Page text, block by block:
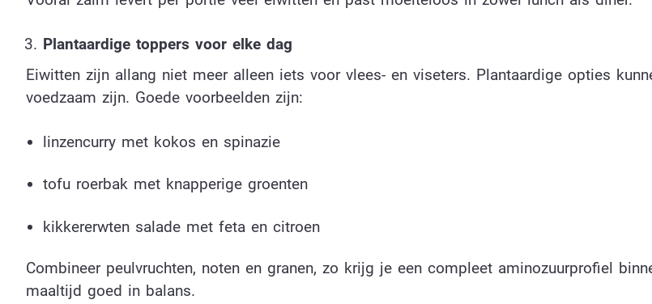
Plantaardige toppers voor elke dag
Eiwitten zijn allang niet meer alleen iets voor vlees- en viseters. Plantaardige opties
voedzaam zijn. Goede voorbeelden zijn:
linzencurry met kokos en spinazie
tofu roerbak met knapperige groenten
kikkererwten salade met feta en citroen
Combineer peulvruchten, noten en granen, zo krijg je een compleet aminozuurprofiel
maaltijd goed in balans.